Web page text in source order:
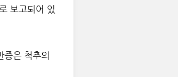
보고되어 있
증은 척추의